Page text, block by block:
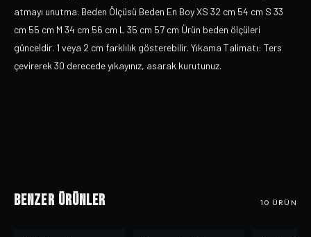
atmayı unutma. Beden Ölçüsü Beden En Boy XS 32 cm 54 cm S 33
cm 55 cm M 34 cm 56 cm L 35 cm 57 cm Ürün beden ölçüleri
günceldir. 1 veya 2 cm farklılık gösterebilir. Yıkama Talimatı: Ters
çevirerek 30 derecede yıkayınız, asarak kurutunuz.
Benzer Ürünler 10 ÜRÜN